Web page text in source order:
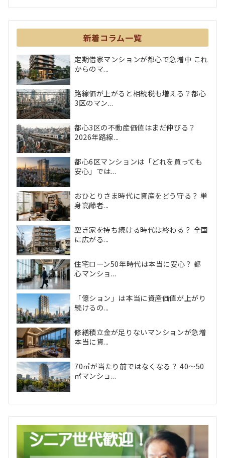
新着コラム一覧
定期借家マンションが都心で急増中 これ
からのマ...
路線価が上がると相続税も増える？都心
3区のマン...
都心3区の不動産価値はまだ伸びる？
2026年路線...
都心6区マンションは「どれを買っても
安心」では...
おひとりさま時代に資産をどう守る？ 単
身高齢者...
空き家を持ち続ける時代は終わる？ 全国
に広がる...
住宅ローン50年時代は本当に安心？ 都
心マンショ...
「億ション」は本当に資産価値が上がり
続けるの...
修繕積立金が足りないマンションが急増
本当に資...
70㎡が当たり前ではなくなる？ 40〜50
㎡マンショ...